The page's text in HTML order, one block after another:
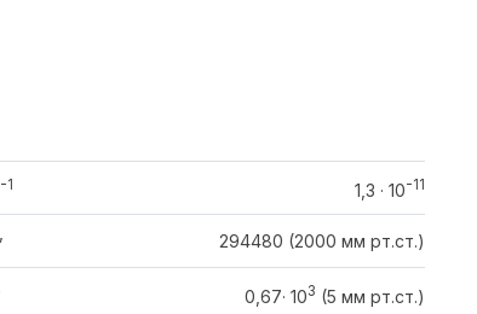
-1 1,3 · 10-11
294480 (2000 мм рт.ст.)
0,67· 103 (5 мм рт.ст.)